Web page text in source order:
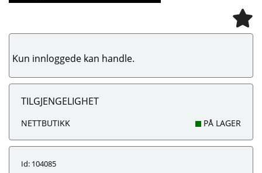
Kun innloggede kan handle.
TILGJENGELIGHET
NETTBUTIKK PÅ LAGER
Id: 104085